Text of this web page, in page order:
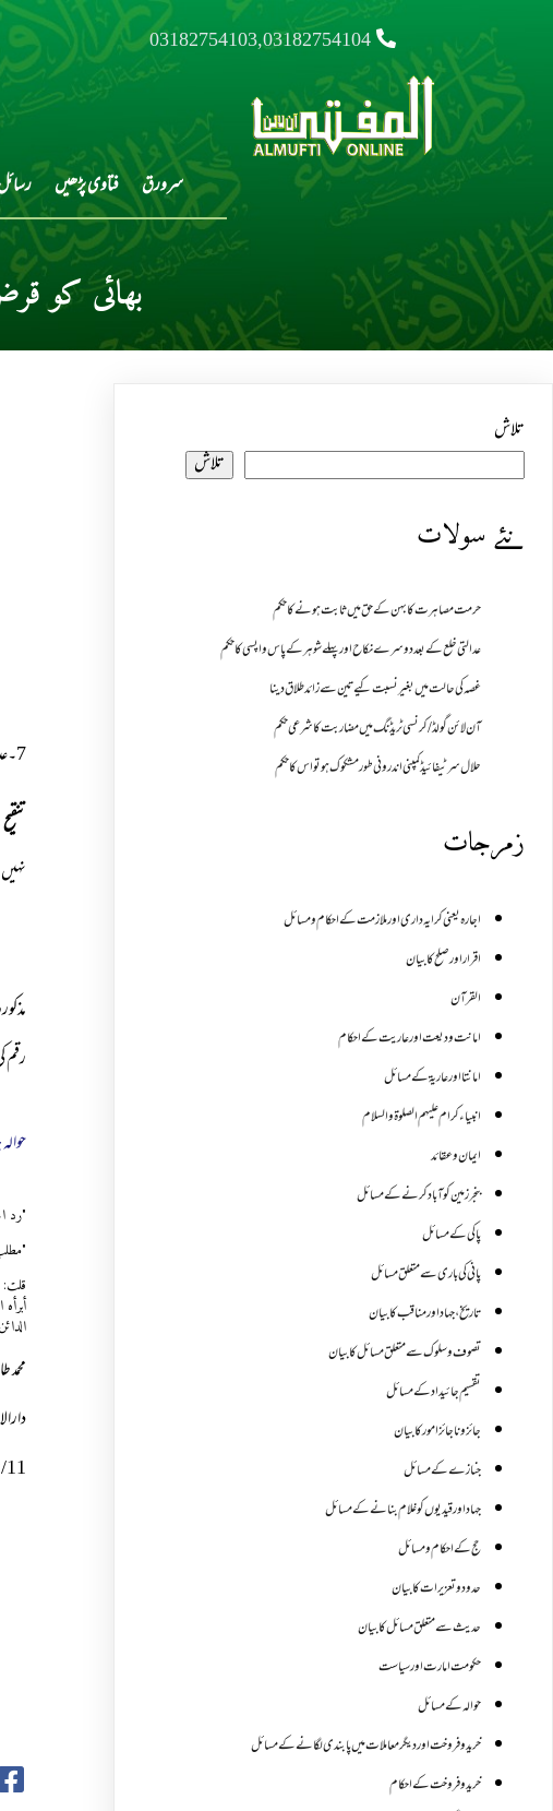
03182754103,03182754104
سرورق فتاوی پڑھیں
بھائی کو
7۔عدنان نے اپنی بیوی کا زیور بیچ کر نعمان بھائی کا قرض اتارا تھا،اس کا حساب کیسے ہوگا؟
تنقیح
رقم
"رد
قلت:
11
/
تلاش
تلاش
نئے سولات
حرمت مصاہرت کا بہن کے حق میں ثابت ہونے کا حکم
عدالتی خلع کے بعد دوسرے نکاح اور پہلے شوہر کے پاس واپسی کا حکم
غصہ کی حالت میں بغیر نسبت کیے تین سے زائد طلاق دینا
آن لائن گولڈ /کرنسی ٹریڈنگ میں مضاربت کا شرعی حکم
حلال سرٹیفائیڈ کمپنی اندرونی طور مشکوک ہو تو اس کا حکم
زمرجات
اجارہ یعنی کرایہ داری اور ملازمت کے احکام و مسائل
اقرار اور صلح کا بیان
القرآن
امانت ودیعت اورعاریت کے احکام
امانتا اور عاریة کے مسائل
انبیاء کرام علیہم الصلوۃ والسلام
ایمان وعقائد
بنجر زمین کو آباد کرنے کے مسائل
پاکی کے مسائل
پانی کی باری سے متعلق مسائل
تاریخ،جہاد اور مناقب کا بیان
تصوف و سلوک سے متعلق مسائل کا بیان
تقسیم جائیداد کے مسائل
جائز و ناجائزامور کا بیان
جنازے کےمسائل
جہاد اور قیدیوں کو غلام بنانے کے مسائل
حج کے احکام ومسائل
حدود و تعزیرات کا بیان
حدیث سے متعلق مسائل کا بیان
حکومت امارت اور سیاست
حوالہ کے مسائل
خرید و فروخت اور دیگر معاملات میں پابندی لگانے کے مسائل
خرید و فروخت کے احکام